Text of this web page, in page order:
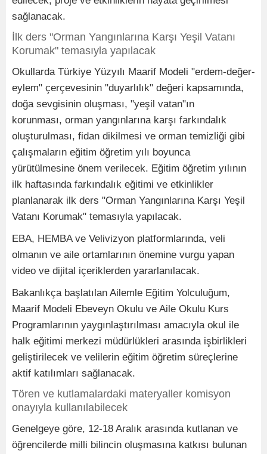
sağlanacak.
İlk ders "Orman Yangınlarına Karşı Yeşil Vatanı
Korumak" temasıyla yapılacak
Okullarda Türkiye Yüzyılı Maarif Modeli "erdem-değer-
eylem" çerçevesinin "duyarlılık" değeri kapsamında,
doğa sevgisinin oluşması, "yeşil vatan"ın
korunması, orman yangınlarına karşı farkındalık
oluşturulması, fidan dikilmesi ve orman temizliği gibi
çalışmaların eğitim öğretim yılı boyunca
yürütülmesine önem verilecek. Eğitim öğretim yılının
ilk haftasında farkındalık eğitimi ve etkinlikler
planlanarak ilk ders "Orman Yangınlarına Karşı Yeşil
Vatanı Korumak" temasıyla yapılacak.
EBA, HEMBA ve Velivizyon platformlarında, veli
olmanın ve aile ortamlarının önemine vurgu yapan
video ve dijital içeriklerden yararlanılacak.
Bakanlıkça başlatılan Ailemle Eğitim Yolculuğum,
Maarif Modeli Ebeveyn Okulu ve Aile Okulu Kurs
Programlarının yaygınlaştırılması amacıyla okul ile
halk eğitimi merkezi müdürlükleri arasında işbirlikleri
geliştirilecek ve velilerin eğitim öğretim süreçlerine
aktif katılımları sağlanacak.
Tören ve kutlamalardaki materyaller komisyon
onayıyla kullanılabilecek
Genelgeye göre, 12-18 Aralık arasında kutlanan ve
öğrencilerde milli bilincin oluşmasına katkısı bulunan